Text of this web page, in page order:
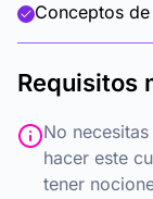
Conceptos
Requisitos
No
hacer este
tener